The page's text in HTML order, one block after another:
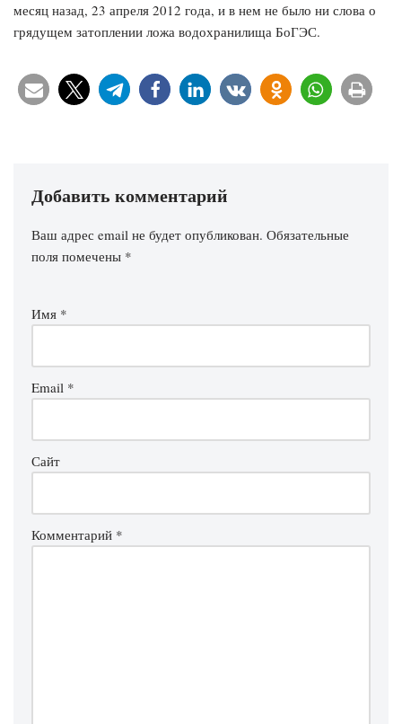
месяц назад, 23 апреля 2012 года, и в нем не было ни слова о
грядущем затоплении ложа водохранилища БоГЭС.
Добавить комментарий
Ваш адрес email не будет опубликован. Обязательные
поля помечены *
Имя *
Email *
Сайт
Комментарий *